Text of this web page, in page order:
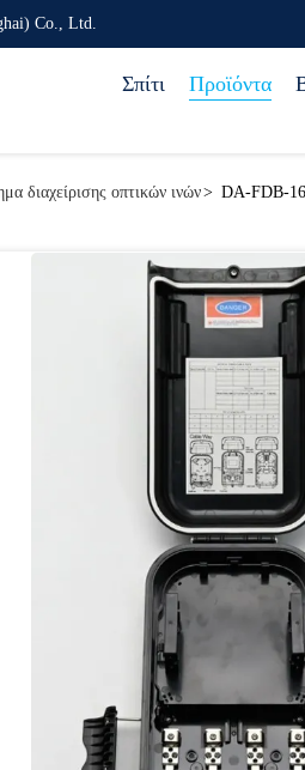
Co., Ltd.
Σπίτι Προϊόντα
διαχείρισης οπτικών ινών> DA-FDB-